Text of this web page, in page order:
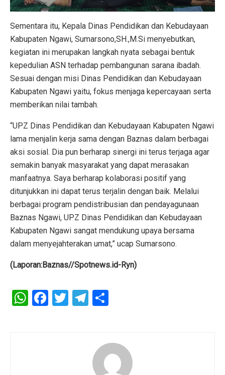
Sementara itu, Kepala Dinas Pendidikan dan Kebudayaan
Kabupaten Ngawi, Sumarsono,SH.,M.Si menyebutkan,
kegiatan ini merupakan langkah nyata sebagai bentuk
kepedulian ASN terhadap pembangunan sarana ibadah.
Sesuai dengan misi Dinas Pendidikan dan Kebudayaan
Kabupaten Ngawi yaitu, fokus menjaga kepercayaan serta
memberikan nilai tambah.
“UPZ Dinas Pendidikan dan Kebudayaan Kabupaten Ngawi
lama menjalin kerja sama dengan Baznas dalam berbagai
aksi sosial. Dia pun berharap sinergi ini terus terjaga agar
semakin banyak masyarakat yang dapat merasakan
manfaatnya. Saya berharap kolaborasi positif yang
ditunjukkan ini dapat terus terjalin dengan baik. Melalui
berbagai program pendistribusian dan pendayagunaan
Baznas Ngawi, UPZ Dinas Pendidikan dan Kebudayaan
Kabupaten Ngawi sangat mendukung upaya bersama
dalam menyejahterakan umat,” ucap Sumarsono.
(Laporan:Baznas//Spotnews.id-Ryn)
W
h
F
a
T
wi
T
el
gr
a
e